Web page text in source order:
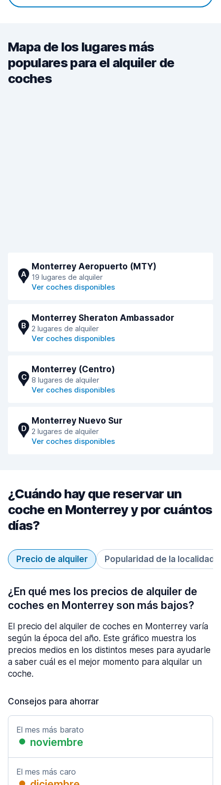
Mapa de los lugares más
populares para el alquiler de
coches
A
Monterrey Aeropuerto (MTY)
19 lugares de alquiler
Ver coches disponibles
B
Monterrey Sheraton Ambassador
2 lugares de alquiler
Ver coches disponibles
C
Monterrey (Centro)
8 lugares de alquiler
Ver coches disponibles
D
Monterrey Nuevo Sur
2 lugares de alquiler
Ver coches disponibles
¿Cuándo hay que reservar un
coche en Monterrey y por cuántos
días?
Precio de alquiler Popularidad de la localidad
¿En qué mes los precios de alquiler de
coches en Monterrey son más bajos?
El precio del alquiler de coches en Monterrey varía
según la época del año. Este gráfico muestra los
precios medios en los distintos meses para ayudarle
a saber cuál es el mejor momento para alquilar un
coche.
Consejos para ahorrar
El mes más barato
noviembre
El mes más caro